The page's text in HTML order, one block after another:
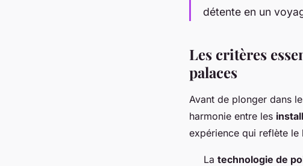
détente en un
Les critères
palaces
Avant de plonger dans
harmonie entre les
expérience qui reflète
La technologie de